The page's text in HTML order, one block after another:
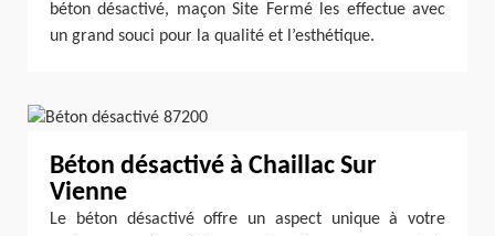
béton désactivé, maçon Site Fermé les effectue avec
un grand souci pour la qualité et l’esthétique.
Béton désactivé à Chaillac Sur
Vienne
Le béton désactivé offre un aspect unique à votre